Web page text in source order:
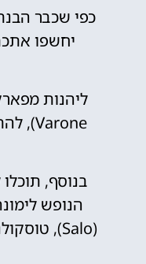
כפי שכבר
יחשפו
בנוסף,